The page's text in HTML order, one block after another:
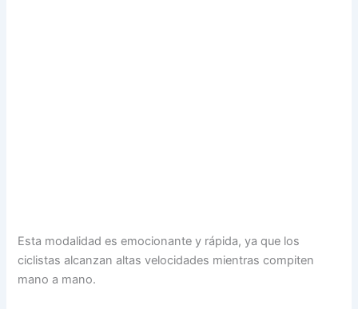
Esta modalidad es emocionante y rápida, ya que los
ciclistas alcanzan altas velocidades mientras compiten
mano a mano.